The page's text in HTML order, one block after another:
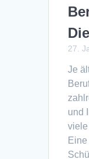
27.
Je
und